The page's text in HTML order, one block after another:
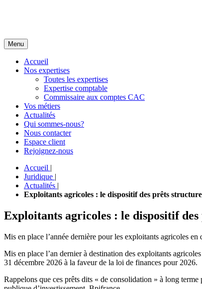
Menu
Accueil
Nos expertises
Toutes les expertises
Expertise comptable
Commissaire aux comptes CAC
Vos métiers
Actualités
Qui sommes-nous?
Nous contacter
Espace client
Rejoignez-nous
Accueil |
Juridique |
Actualités |
Exploitants agricoles : le dispositif des prêts
Exploitants agricoles : le dispositif
Mis en place l’année dernière pour les exploitants agricoles
Mis en place l’an dernier à destination des exploitants
31 décembre 2026 à la faveur de la loi de finances pour 2026.
Rappelons que ces prêts dits « de consolidation » à long